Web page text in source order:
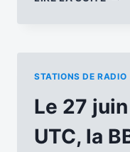
(LW)
DE
LA
STATIONS DE RADIO
Le 27
UTC, la